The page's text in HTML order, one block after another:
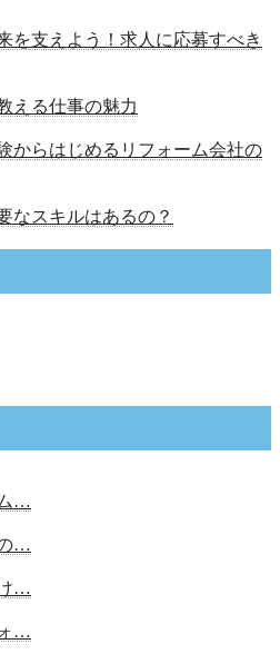
を支えよう！求人に応募すべき
える仕事の魅力
からはじめるリフォーム会社の
なスキルはあるの？
…
…
…
…